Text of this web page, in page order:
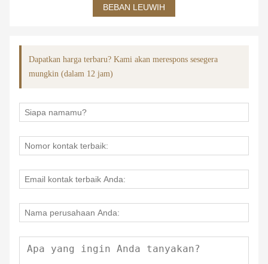
BEBAN LEUWIH
Dapatkan harga terbaru? Kami akan merespons sesegera
mungkin (dalam 12 jam)